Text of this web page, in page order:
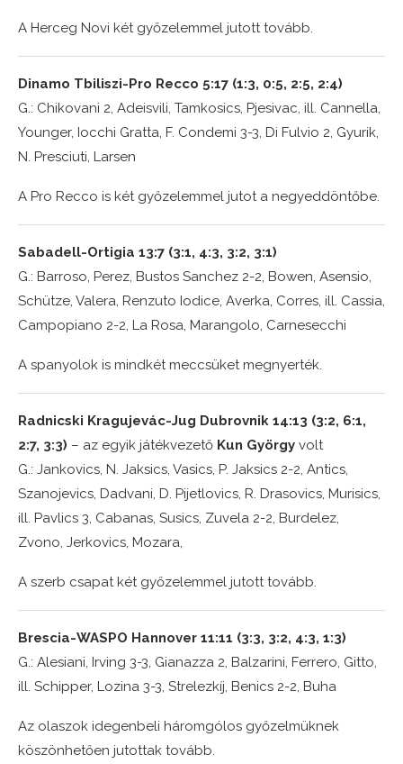
A Herceg Novi két győzelemmel jutott tovább.
Dinamo Tbiliszi-Pro Recco 5:17 (1:3, 0:5, 2:5, 2:4)
G.: Chikovani 2, Adeisvili, Tamkosics, Pjesivac, ill. Cannella,
Younger, Iocchi Gratta, F. Condemi 3-3, Di Fulvio 2, Gyurik,
N. Presciuti, Larsen
A Pro Recco is két győzelemmel jutot a negyeddöntőbe.
Sabadell-Ortigia 13:7 (3:1, 4:3, 3:2, 3:1)
G.: Barroso, Perez, Bustos Sanchez 2-2, Bowen, Asensio,
Schütze, Valera, Renzuto Iodice, Averka, Corres, ill. Cassia,
Campopiano 2-2, La Rosa, Marangolo, Carnesecchi
A spanyolok is mindkét meccsüket megnyerték.
Radnicski Kragujevác-Jug Dubrovnik 14:13 (3:2, 6:1,
2:7, 3:3) – az egyik játékvezető Kun György volt
G.: Jankovics, N. Jaksics, Vasics, P. Jaksics 2-2, Antics,
Szanojevics, Dadvani, D. Pijetlovics, R. Drasovics, Murisics,
ill. Pavlics 3, Cabanas, Susics, Zuvela 2-2, Burdelez,
Zvono, Jerkovics, Mozara,
A szerb csapat két győzelemmel jutott tovább.
Brescia-WASPO Hannover 11:11 (3:3, 3:2, 4:3, 1:3)
G.: Alesiani, Irving 3-3, Gianazza 2, Balzarini, Ferrero, Gitto,
ill. Schipper, Lozina 3-3, Strelezkíj, Benics 2-2, Buha
Az olaszok idegenbeli háromgólos győzelmüknek
köszönhetően jutottak tovább.